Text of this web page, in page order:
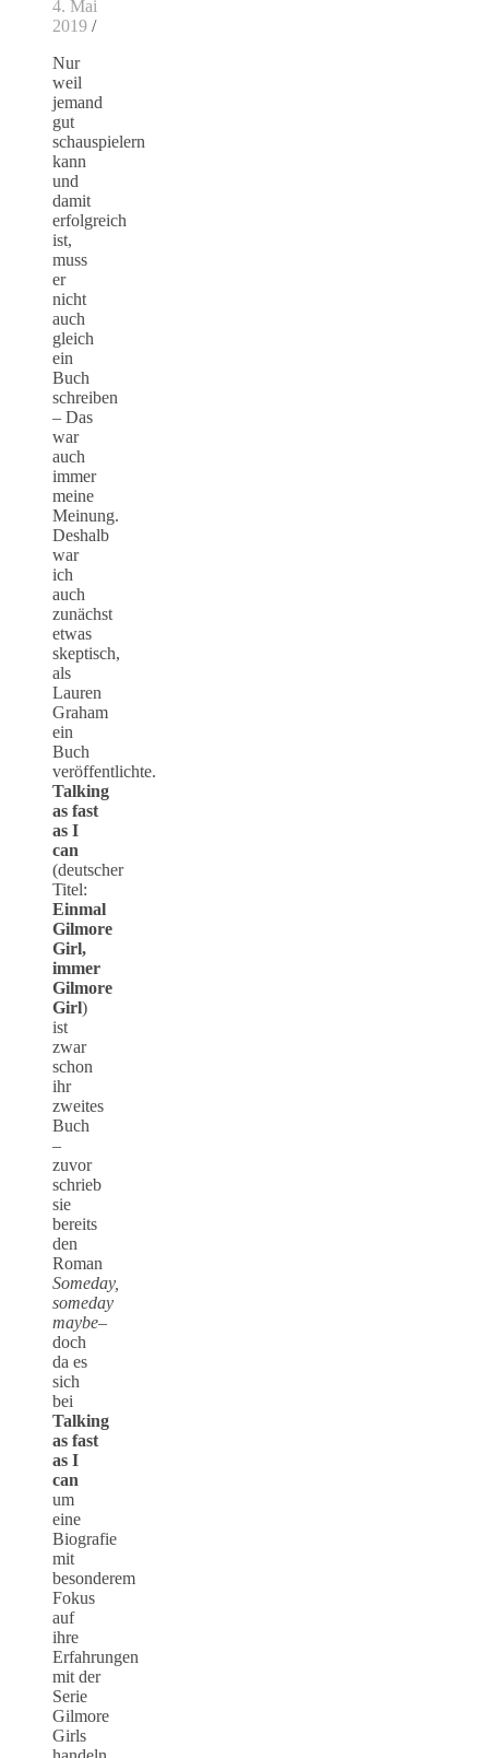
4. Mai
2019 /
Nur
weil
jemand
gut
schauspielern
kann
und
damit
erfolgreich
ist,
muss
er
nicht
auch
gleich
ein
Buch
schreiben
– Das
war
auch
immer
meine
Meinung.
Deshalb
war
ich
auch
zunächst
etwas
skeptisch,
als
Lauren
Graham
ein
Buch
veröffentlichte.
Talking
as fast
as I
can
(deutscher
Titel:
Einmal
Gilmore
Girl,
immer
Gilmore
Girl)
ist
zwar
schon
ihr
zweites
Buch
–
zuvor
schrieb
sie
bereits
den
Roman
Someday,
someday
maybe–
doch
da es
sich
bei
Talking
as fast
as I
can
um
eine
Biografie
mit
besonderem
Fokus
auf
ihre
Erfahrungen
mit der
Serie
Gilmore
Girls